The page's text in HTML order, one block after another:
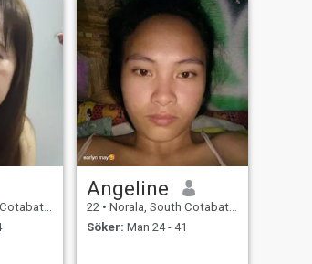
Filippinerna
Angeline
22 • Norala, South Cotabato, Filippinerna
Söker: Man 24 - 41